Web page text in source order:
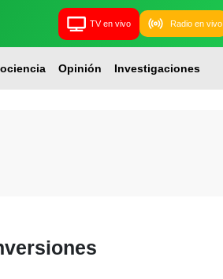
TV en vivo Radio en vivo
Opinión Investigaciones